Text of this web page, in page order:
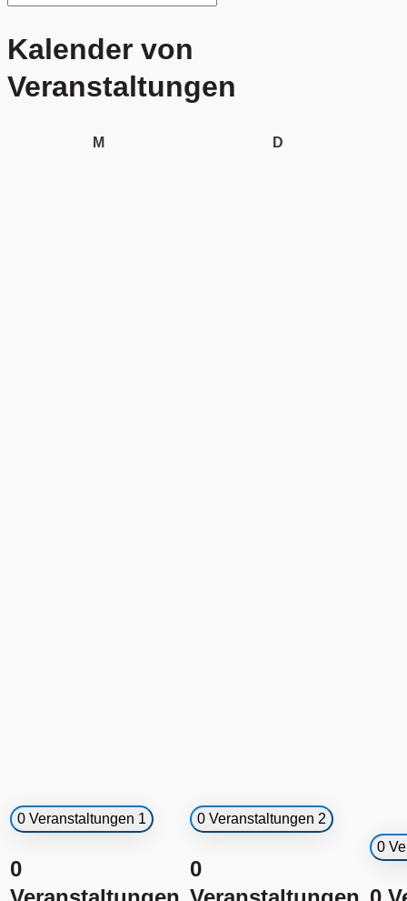
Kalender von
Veranstaltungen
MMontag D
0 Veranstaltungen 1
0
0 Veranstaltungen 2
0
0